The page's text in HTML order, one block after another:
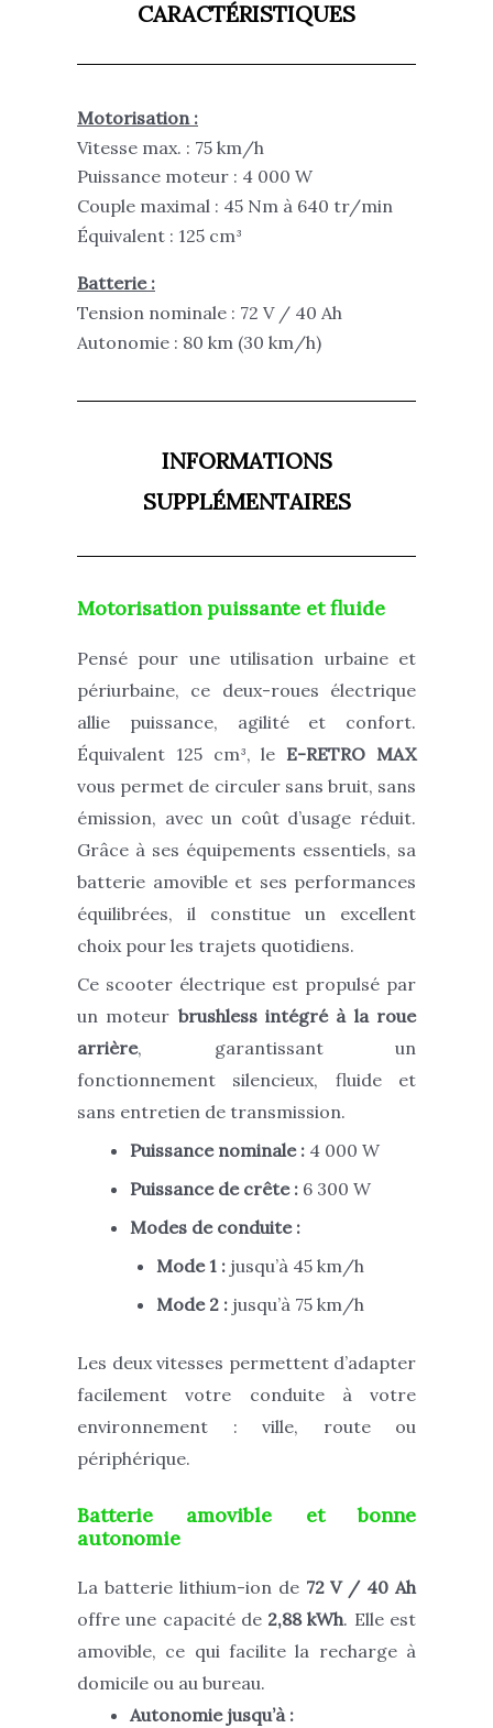
CARACTÉRISTIQUES
Motorisation :
Vitesse max. : 75 km/h
Puissance moteur : 4 000 W
Couple maximal : 45 Nm à 640 tr/min
Équivalent : 125 cm³
Batterie :
Tension nominale : 72 V / 40 Ah
Autonomie : 80 km (30 km/h)
INFORMATIONS
SUPPLÉMENTAIRES
Motorisation puissante et fluide
Pensé pour une utilisation urbaine et
périurbaine, ce deux-roues électrique
allie puissance, agilité et confort.
Équivalent 125 cm³, le E-RETRO MAX
vous permet de circuler sans bruit, sans
émission, avec un coût d’usage réduit.
Grâce à ses équipements essentiels, sa
batterie amovible et ses performances
équilibrées, il constitue un excellent
choix pour les trajets quotidiens.
Ce scooter électrique est propulsé par
un moteur brushless intégré à la roue
arrière, garantissant un
fonctionnement silencieux, fluide et
sans entretien de transmission.
Puissance nominale : 4 000 W
Puissance de crête : 6 300 W
Modes de conduite :
Mode 1 : jusqu’à 45 km/h
Mode 2 : jusqu’à 75 km/h
Les deux vitesses permettent d’adapter
facilement votre conduite à votre
environnement : ville, route ou
périphérique.
Batterie amovible et bonne
autonomie
La batterie lithium-ion de 72 V / 40 Ah
offre une capacité de 2,88 kWh. Elle est
amovible, ce qui facilite la recharge à
domicile ou au bureau.
Autonomie jusqu’à :